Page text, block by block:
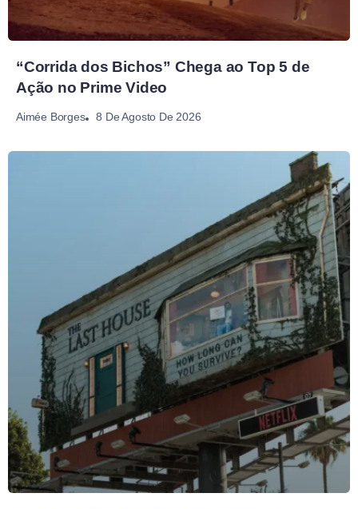
“Corrida dos Bichos” Chega ao Top 5 de
Ação no Prime Video
Aimée Borges 8 De Agosto De 2026